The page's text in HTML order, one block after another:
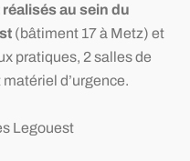
au sein du
(bâtiment 17 à Metz) et
pratiques, 2 salles de
d’urgence.
Legouest